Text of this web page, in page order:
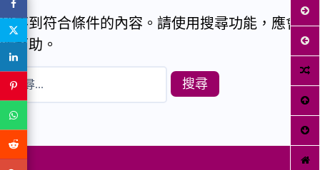
找不到符合條件的內容。請使用搜尋功能，應會有
所幫助。
搜
尋
關
鍵
字: